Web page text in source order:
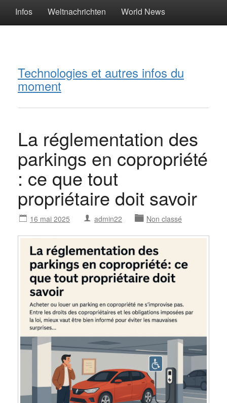
Infos Weltnachrichten World News
Technologies et autres infos du
moment
La réglementation des
parkings en copropriété
: ce que tout
propriétaire doit savoir
16 mai 2025 admin22 Non classé